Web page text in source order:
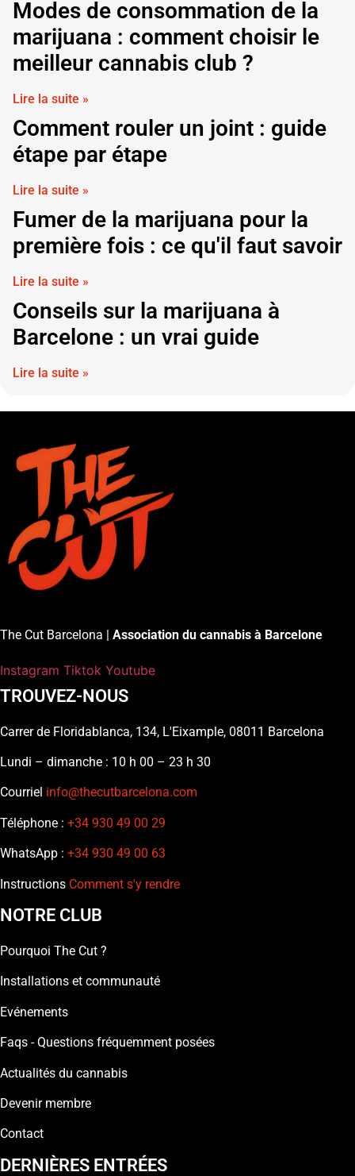
Modes de consommation de la
marijuana : comment choisir le
meilleur cannabis club ?
Lire la suite »
Comment rouler un joint : guide
étape par étape
Lire la suite »
Fumer de la marijuana pour la
première fois : ce qu'il faut savoir
Lire la suite »
Conseils sur la marijuana à
Barcelone : un vrai guide
Lire la suite »
The Cut Barcelona | Association du cannabis à Barcelone
Instagram Tiktok Youtube
TROUVEZ-NOUS
Carrer de Floridablanca, 134, L'Eixample, 08011 Barcelona
Lundi – dimanche : 10 h 00 – 23 h 30
Courriel info@thecutbarcelona.com
Téléphone : +34 930 49 00 29
WhatsApp : +34 930 49 00 63
Instructions Comment s'y rendre
NOTRE CLUB
Pourquoi The Cut ?
Installations et communauté
Evénements
Faqs - Questions fréquemment posées
Actualités du cannabis
Devenir membre
Contact
DERNIÈRES ENTRÉES